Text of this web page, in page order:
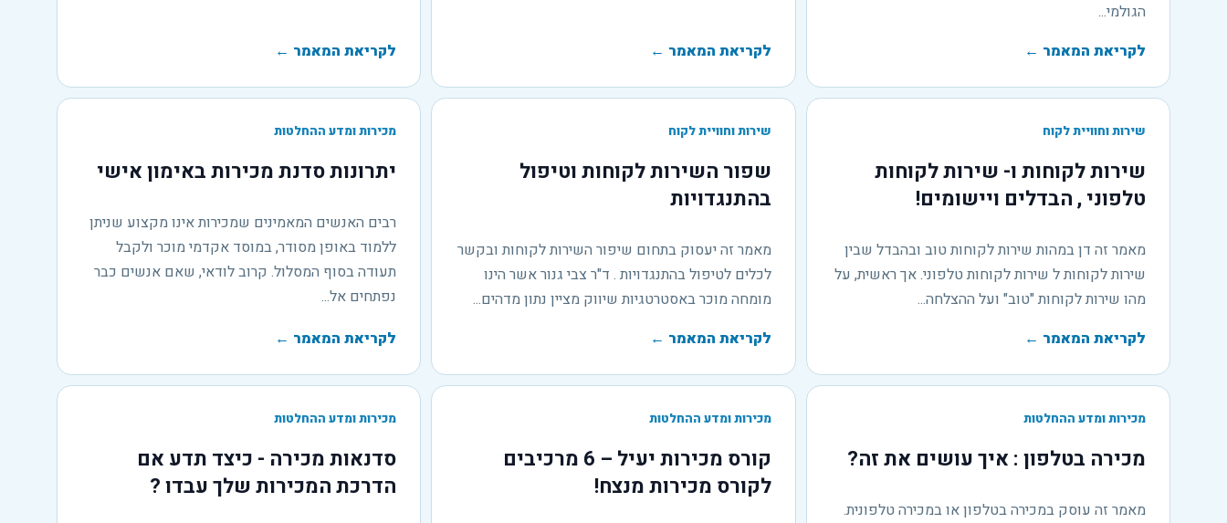
הגולמי...
לקריאת המאמר ← לקריאת המאמר ← לקריאת המאמר ←
שירות וחוויית לקוח
שירות לקוחות ו- שירות לקוחות
טלפוני , הבדלים ויישומים!
מאמר זה דן במהות שירות לקוחות טוב ובהבדל שבין
שירות לקוחות ל שירות לקוחות טלפוני. אך ראשית, על
מהו שירות לקוחות "טוב" ועל ההצלחה...
לקריאת המאמר ←
שירות וחוויית לקוח
שפור השירות לקוחות וטיפול
בהתנגדויות
מאמר זה יעסוק בתחום שיפור השירות לקוחות ובקשר
לכלים לטיפול בהתנגדויות . ד"ר צבי גנור אשר הינו
מומחה מוכר באסטרטגיות שיווק מציין נתון מדהים...
לקריאת המאמר ←
מכירות ומדע ההחלטות
יתרונות סדנת מכירות באימון אישי
רבים האנשים המאמינים שמכירות אינו מקצוע שניתן
ללמוד באופן מסודר, במוסד אקדמי מוכר ולקבל
תעודה בסוף המסלול. קרוב לודאי, שאם אנשים כבר
נפתחים אל...
לקריאת המאמר ←
מכירות ומדע ההחלטות
מכירה בטלפון : איך עושים את זה?
מאמר זה עוסק במכירה בטלפון או במכירה טלפונית.
מכירות ומדע ההחלטות
קורס מכירות יעיל – 6 מרכיבים
לקורס מכירות מנצח!
מכירות ומדע ההחלטות
סדנאות מכירה - כיצד תדע אם
הדרכת המכירות שלך עבדו ?